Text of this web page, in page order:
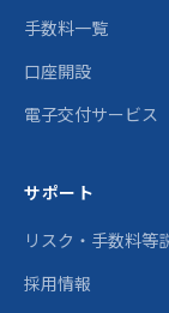
手数料一覧
口座開設
電子交付サービス
サポート
リスク・手数料等
採用情報